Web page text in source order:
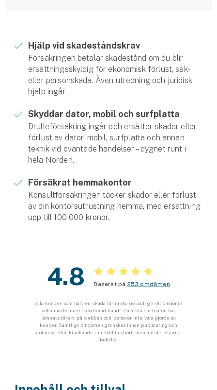
Kattförsäkring
Djurförsäkring
Hem & hus
Hemförsäkring
Villaförsäkring
Bostadsrättsförsäkring
Hyresrättsförsäkring
Fritidshusförsäkring
Företag
Bilförsäkring för företag
Drönarförsäkring
För förmedlare
Hjälp vid skadeståndskrav
Försäkringen betalar skadestånd om du blir
ersättningsskyldig för ekonomisk förlust, sak-
eller personskada. Även utredning och juridisk
hjälp ingår.
Skyddar dator, mobil och surfplatta
Drulleförsäkring ingår och ersätter skador eller
förlust av dator, mobil, surfplatta och annan
teknik vid oväntade händelser – dygnet runt i
hela Norden.
Försäkrat hemmakontor
Konsultförsäkringen täcker skador eller förlust
av din kontorsutrustning hemma, med ersättning
upp till 100 000 kronor.
4.8 Baserat på 253 omdömen
Alla kunder som haft en skada får ranka oss och ge ett omdöme
vilka märks med ”verifierad kund”. Omärkta omdömen har
lämnats direkt på webben och behöver inte vara gjorda av
kunder. Samtliga omdömen granskas innan publicering och
stötande eller kränkande innehåll tas bort, men antalet stjärnor
behålls.